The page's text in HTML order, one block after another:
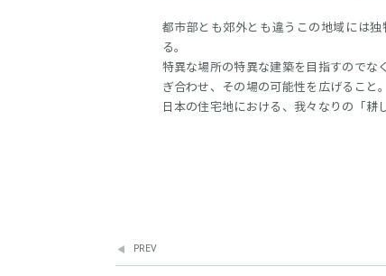
都市部とも郊外とも違うこの地域には
る。
特異な場所の特異な建築を目指すのでな
ぎ合わせ、その場の可能性を広げること。
日本の住宅地における、我々なりの「耕
PREV